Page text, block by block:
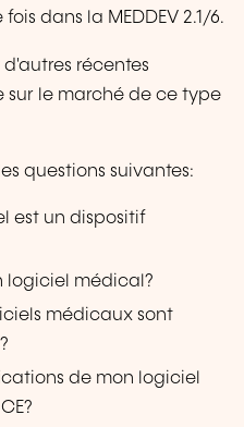
dans la MEDDEV 2.1/6.
d'autres récentes
le marché de ce type
questions suivantes:
est un dispositif
logiciel médical?
médicaux sont
de mon logiciel